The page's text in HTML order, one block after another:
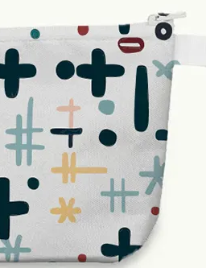
ロン｜小ロット対応
オリジ
文OK
マーケティング
輸出入の知識